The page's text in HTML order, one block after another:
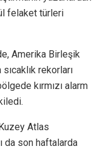
felaket türleri
Amerika Birleşik
rekorları
kırmızı alarm
Atlas
da son haftalarda